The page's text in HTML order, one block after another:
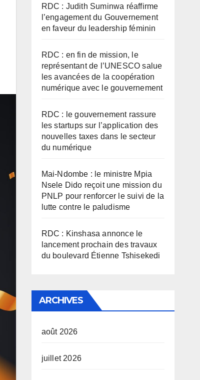
RDC : Judith Suminwa réaffirme
l’engagement du Gouvernement
en faveur du leadership féminin
RDC : en fin de mission, le
représentant de l’UNESCO salue
les avancées de la coopération
numérique avec le gouvernement
RDC : le gouvernement rassure
les startups sur l’application des
nouvelles taxes dans le secteur
du numérique
Mai-Ndombe : le ministre Mpia
Nsele Dido reçoit une mission du
PNLP pour renforcer le suivi de la
lutte contre le paludisme
RDC : Kinshasa annonce le
lancement prochain des travaux
du boulevard Étienne Tshisekedi
ARCHIVES
août 2026
juillet 2026